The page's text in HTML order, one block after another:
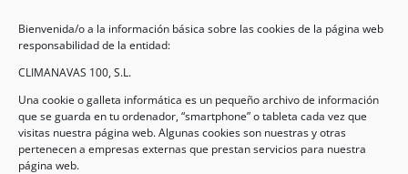
Bienvenida/o a la información básica sobre las cookies de la página web
responsabilidad de la entidad:
CLIMANAVAS 100, S.L.
Una cookie o galleta informática es un pequeño archivo de información
que se guarda en tu ordenador, “smartphone” o tableta cada vez que
visitas nuestra página web. Algunas cookies son nuestras y otras
pertenecen a empresas externas que prestan servicios para nuestra
página web.
VER CASO COMPLETO